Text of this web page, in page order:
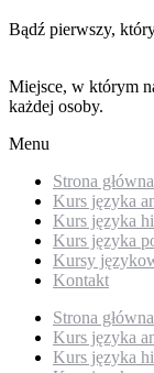
Bądź pierwszy,
Miejsce, w którym
każdej osoby.
Menu
Strona główna
Kurs języka
Kurs języka
Kurs języka
Kursy
Kontakt
Strona główna
Kurs języka
Kurs języka